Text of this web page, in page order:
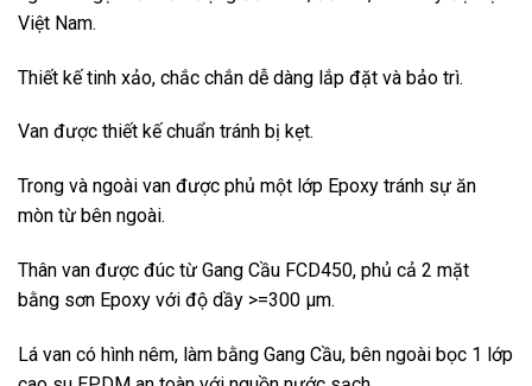
Việt Nam.
Thiết kế tinh xảo, chắc chắn dễ dàng lắp đặt và bảo trì.
Van được thiết kế chuẩn tránh bị kẹt.
Trong và ngoài van được phủ một lớp Epoxy tránh sự ăn
mòn từ bên ngoài.
Thân van được đúc từ Gang Cầu FCD450, phủ cả 2 mặt
bằng sơn Epoxy với độ dầy >=300 μm.
Lá van có hình nêm, làm bằng Gang Cầu, bên ngoài bọc 1 lớp